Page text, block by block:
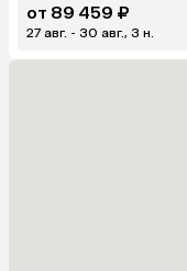
от 89 459 ₽
27 авг. - 30 авг., 3 н.